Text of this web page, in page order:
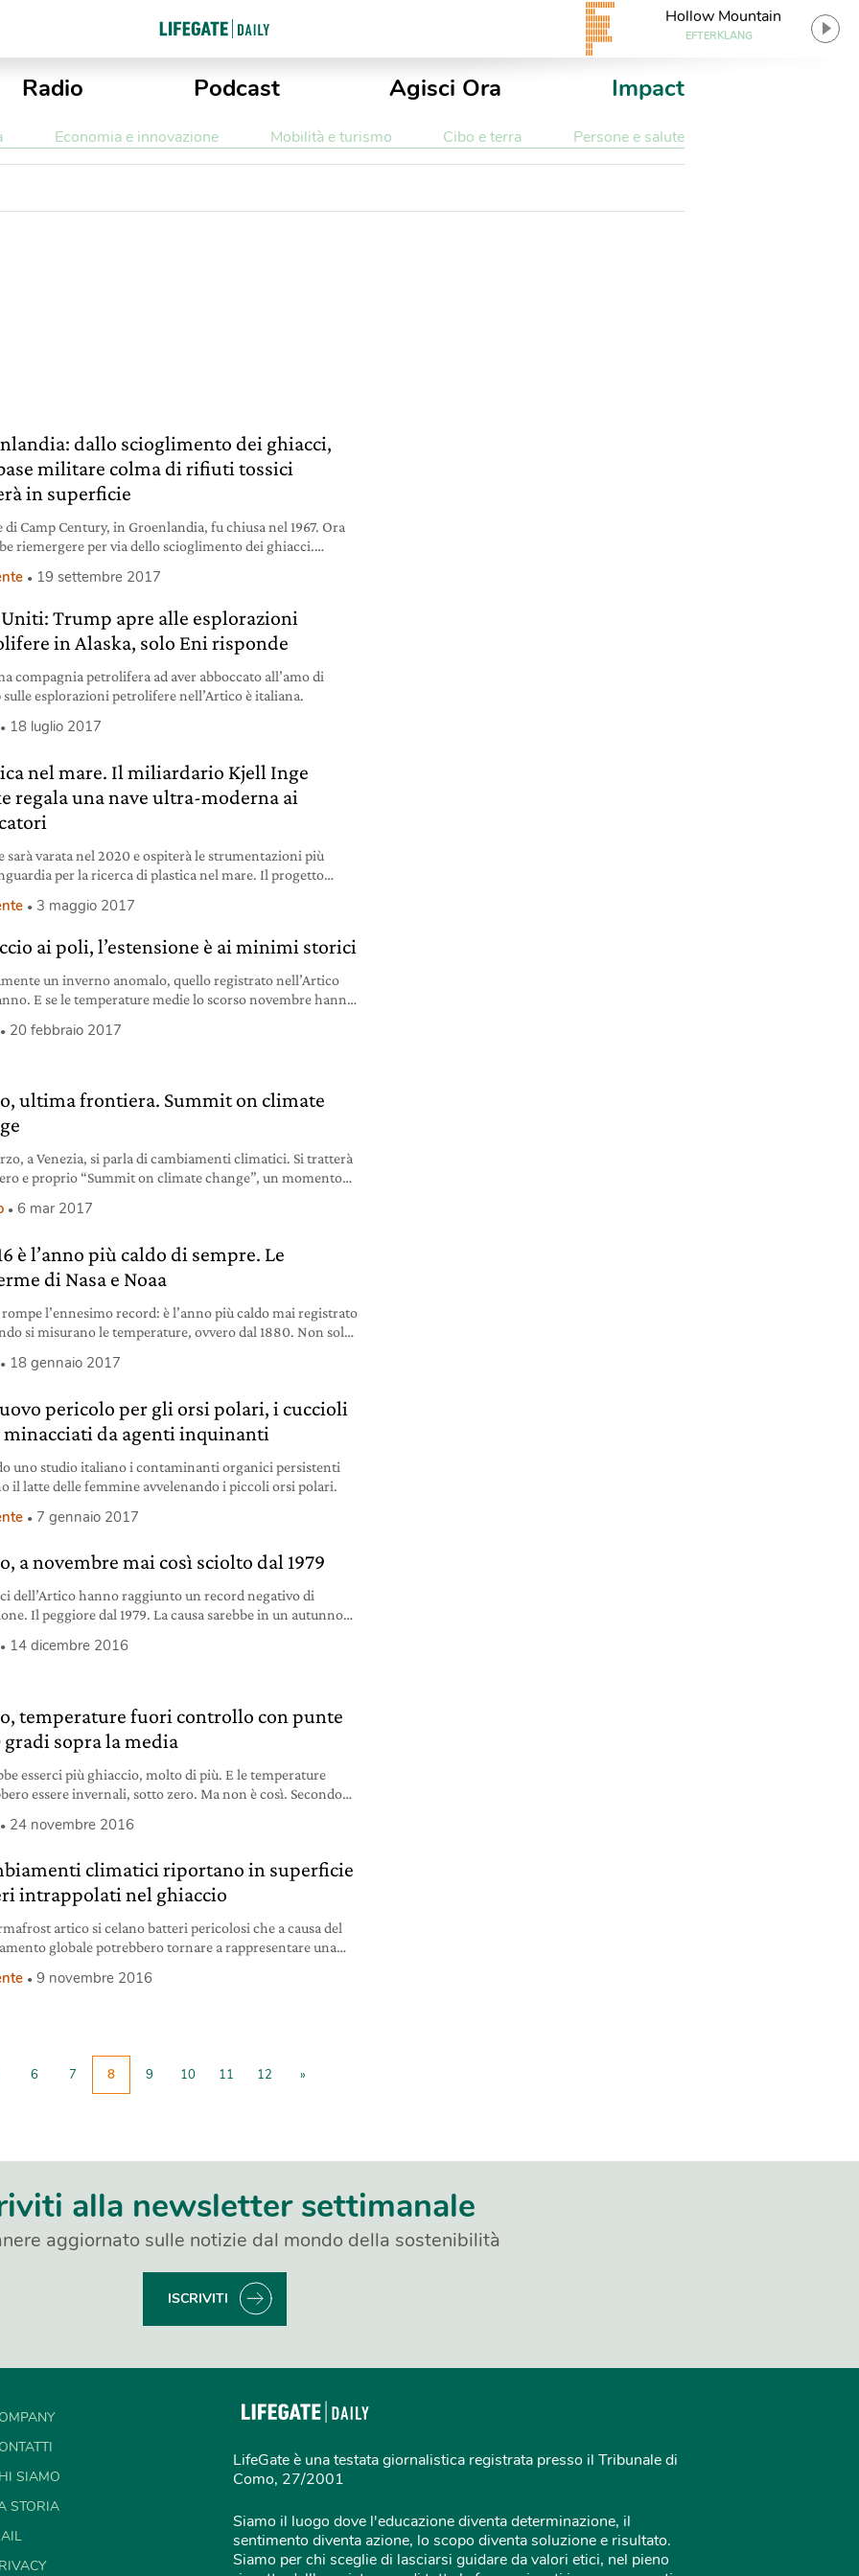
Hollow Mountain
EFTERKLANG
Radio Podcast Agisci Ora Impact
Economia e innovazione Mobilità e turismo Cibo e terra Persone e salute
dallo scioglimento dei ghiacci,
militare colma di rifiuti tossici
in superficie
di Camp Century, in Groenlandia, fu chiusa nel 1967. Ora
riemergere per via dello scioglimento dei ghiacci.
19 settembre 2017
Trump apre alle esplorazioni
in Alaska, solo Eni risponde
compagnia petrolifera ad aver abboccato all’amo di
esplorazioni petrolifere nell’Artico è italiana.
18 luglio 2017
nel mare. Il miliardario Kjell Inge
regala una nave ultra-moderna ai
sarà varata nel 2020 e ospiterà le strumentazioni più
per la ricerca di plastica nel mare. Il progetto
3 maggio 2017
ai poli, l’estensione è ai minimi storici
un inverno anomalo, quello registrato nell’Artico
E se le temperature medie lo scorso novembre hanno
dei ghiacci, che in questo periodo dovrebbe invece
20 febbraio 2017
ultima frontiera. Summit on climate
a Venezia, si parla di cambiamenti climatici. Si tratterà
e proprio “Summit on climate change”, un momento
della politica internazionale per arginare i rischi. Il
6 mar 2017
è l’anno più caldo di sempre. Le
di Nasa e Noaa
rompe l’ennesimo record: è l’anno più caldo mai registrato
si misurano le temperature, ovvero dal 1880. Non solo,
durante il quale viene registrato un aumento
di
18 gennaio 2017
pericolo per gli orsi polari, i cuccioli
minacciati da agenti inquinanti
uno studio italiano i contaminanti organici persistenti
il latte delle femmine avvelenando i piccoli orsi polari.
7 gennaio 2017
a novembre mai così sciolto dal 1979
dell’Artico hanno raggiunto un record negativo di
Il peggiore dal 1979. La causa sarebbe in un autunno
14 dicembre 2016
temperature fuori controllo con punte
gradi sopra la media
esserci più ghiaccio, molto di più. E le temperature
essere invernali, sotto zero. Ma non è così. Secondo
che della Rutgers University, entrambi impegnati nel
parallelo, le temperature nell’Artico sono “appena”
24 novembre 2016
climatici riportano in superficie
intrappolati nel ghiaccio
artico si celano batteri pericolosi che a causa del
globale potrebbero tornare a rappresentare una
9 novembre 2016
6 7 8 9 10 11 12 »
alla newsletter settimanale
aggiornato sulle notizie dal mondo della sostenibilità
ISCRIVITI
SIAMO
STORIA
LifeGate è una testata giornalistica registrata presso il Tribunale di
Como, 27/2001
Siamo il luogo dove l'educazione diventa determinazione, il
sentimento diventa azione, lo scopo diventa soluzione e risultato.
Siamo per chi sceglie di lasciarsi guidare da valori etici, nel pieno